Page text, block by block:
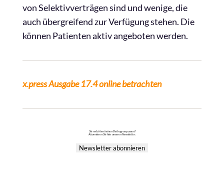
von Selektivverträgen sind und wenige, die
auch übergreifend zur Verfügung stehen. Die
können Patienten aktiv angeboten werden.
x.press Ausgabe 17.4 online betrachten
Sie möchten keinen Beitrag verpassen?
Abonnieren Sie hier unseren Newsletter:
Newsletter abonnieren